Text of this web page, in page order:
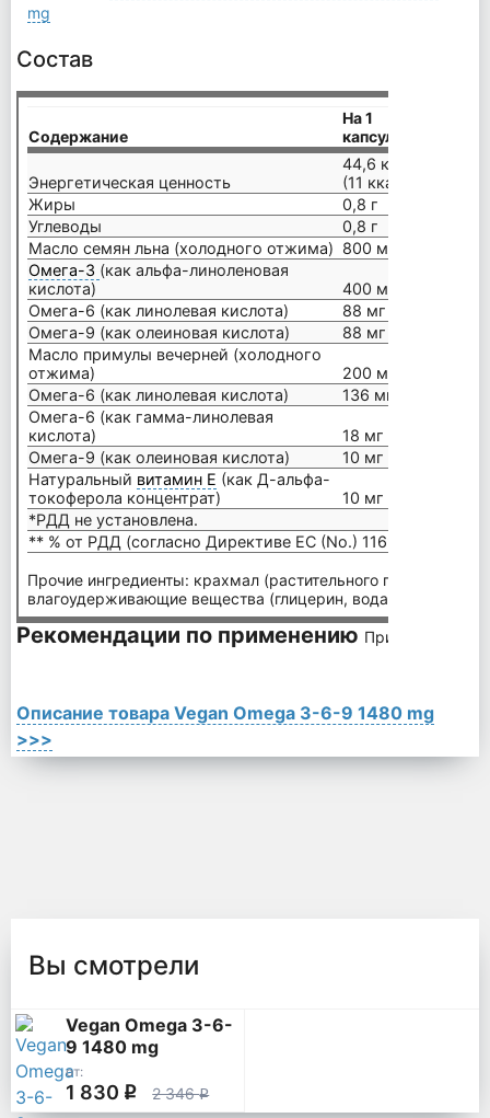
mg
Состав
Содержание
На 1
капсулу
Энергетическая ценность
44,6 кДж
(11 ккал)
Жиры
0,8 г
Углеводы
0,8 г
Масло семян льна (холодного отжима) 800 мг
Омега-3 (как альфа-линоленовая
кислота)
400 мг
Омега-6 (как линолевая кислота)
88 мг
Омега-9 (как олеиновая кислота)
88 мг
Масло примулы вечерней (холодного
отжима)
200 мг
Омега-6 (как линолевая кислота)
136 мг
Омега-6 (как гамма-линолевая
кислота)
18 мг
Омега-9 (как олеиновая кислота)
10 мг
Натуральный витамин E (как Д-альфа-
токоферола концентрат)
10 мг
*РДД не установлена.
** % от РДД (согласно Директиве ЕС (No.) 1169/2011).
Прочие ингредиенты: крахмал (растительного
влагоудерживающие вещества (глицерин, вода).
Рекомендации по применению Принимать 1-2
Описание товара Vegan Omega 3-6-9 1480 mg
>>>
Вы смотрели
Vegan Omega 3-6-
9 1480 mg
от:
1 830 q 2 346q